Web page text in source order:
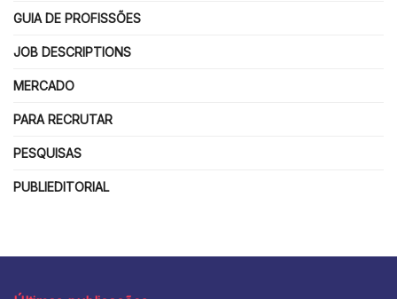
GUIA DE PROFISSÕES
JOB DESCRIPTIONS
MERCADO
PARA RECRUTAR
PESQUISAS
PUBLIEDITORIAL